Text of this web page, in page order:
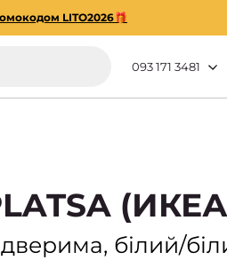
LITO2026🎁
093 171 3481
білий/